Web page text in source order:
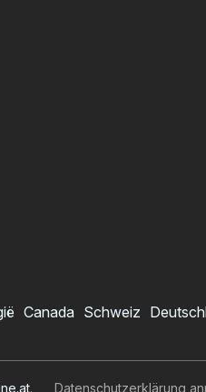
Canada Schweiz
. Datenschutzerklärung